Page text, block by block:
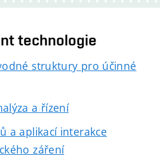
technologie
struktury pro účinné
a řízení
a aplikací interakce
záření